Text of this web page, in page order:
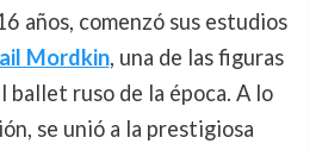
años, comenzó sus estudios
Mordkin, una de las figuras
ballet ruso de la época. A lo
se unió a la prestigiosa